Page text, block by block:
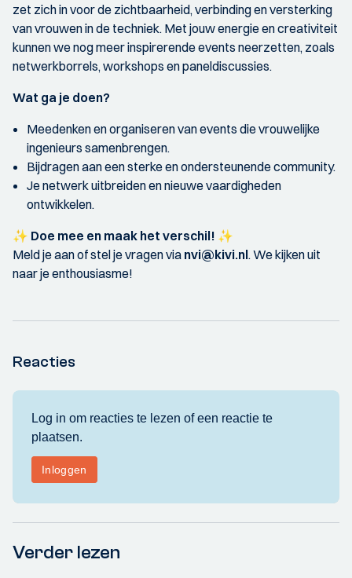
zet zich in voor de zichtbaarheid, verbinding en versterking
van vrouwen in de techniek. Met jouw energie en creativiteit
kunnen we nog meer inspirerende events neerzetten, zoals
netwerkborrels, workshops en paneldiscussies.
Wat ga je doen?
Meedenken en organiseren van events die vrouwelijke
ingenieurs samenbrengen.
Bijdragen aan een sterke en ondersteunende community.
Je netwerk uitbreiden en nieuwe vaardigheden
ontwikkelen.
✨ Doe mee en maak het verschil! ✨
Meld je aan of stel je vragen via nvi@kivi.nl. We kijken uit
naar je enthousiasme!
Reacties
Verder lezen